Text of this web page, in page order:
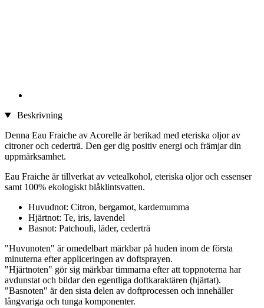
Beskrivning
Denna Eau Fraiche av Acorelle är berikad med eteriska oljor av
citroner och cederträ. Den ger dig positiv energi och främjar din
uppmärksamhet.
Eau Fraiche är tillverkat av vetealkohol, eteriska oljor och essenser
samt 100% ekologiskt blåklintsvatten.
Huvudnot: Citron, bergamot, kardemumma
Hjärtnot: Te, iris, lavendel
Basnot: Patchouli, läder, cederträ
"Huvunoten" är omedelbart märkbar på huden inom de första
minuterna efter appliceringen av doftsprayen.
"Hjärtnoten" gör sig märkbar timmarna efter att toppnoterna har
avdunstat och bildar den egentliga doftkaraktären (hjärtat).
"Basnoten" är den sista delen av doftprocessen och innehåller
långvariga och tunga komponenter.